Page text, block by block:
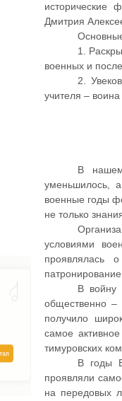
исторические
Дмитрия
1.
военных и
2.
учителя –
В
уменьшилось,
военные годы
не только
условиями
проявлялась
В войну
общественно
получило
самое
тимуровских
В годы
проявляли
на передовых